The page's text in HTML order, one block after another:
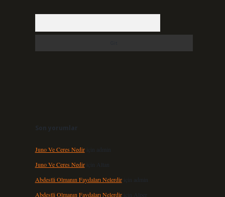
Son yorumlar
Juno Ve Ceres Nediriçin
admin
Juno Ve Ceres Nediriçin Altan
Abdestli Olmanın Faydaları Nelerdiriçin
admin
Abdestli Olmanın Faydaları Nelerdiriçin Alper